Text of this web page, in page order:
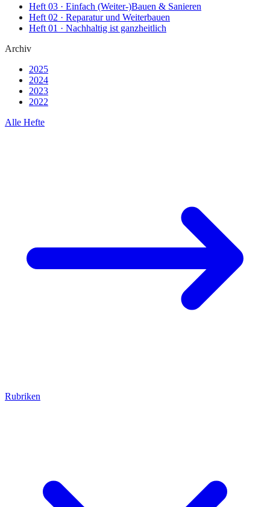
Heft 03 · Einfach (Weiter-)Bauen & Sanieren
Heft 02 · Reparatur und Weiterbauen
Heft 01 · Nachhaltig ist ganzheitlich
Archiv
2025
2024
2023
2022
Alle Hefte
Rubriken